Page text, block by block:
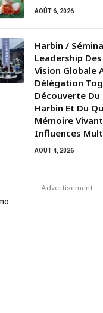
AOÛT 6, 2026
Harbin /
Leadership Des
Vision Globale
Délégation
Découverte Du
Harbin Et Du
Mémoire
Influences
AOÛT 4, 2026
Advertisement